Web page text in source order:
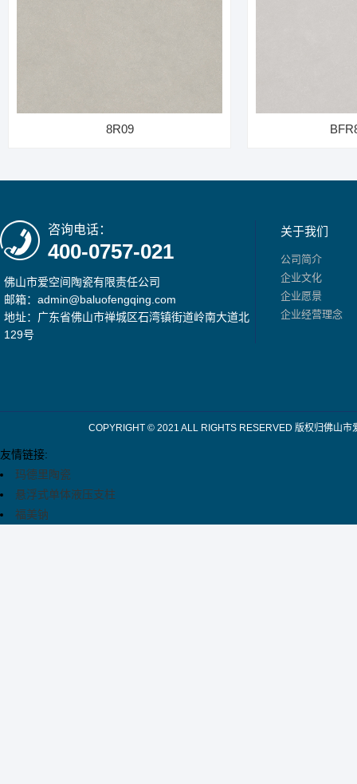
8R09
咨询电话：
400-0757-021
佛山市爱空间陶瓷有限责任公司
邮箱：admin@baluofengqing.com
地址：广东省佛山市禅城区石湾镇街道岭南大道北
129号
关于我们
公司简介
企业文化
企业愿景
企业经营理念
COPYRIGHT © 2021 ALL RIGHTS RESERVED 版权归佛山
友情链接:
玛德里陶瓷
悬浮式单体液压支柱
福美钠